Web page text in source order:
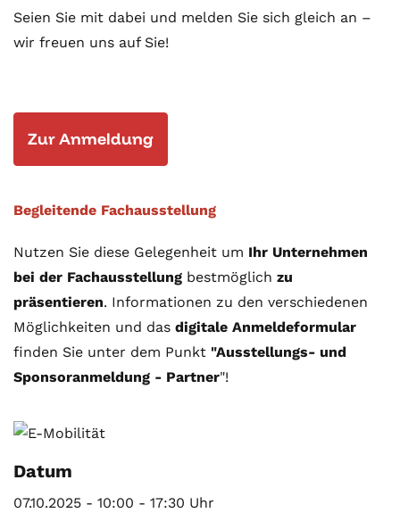
Seien Sie mit dabei und melden Sie sich gleich an –
wir freuen uns auf Sie!
Zur Anmeldung
Begleitende Fachausstellung
Nutzen Sie diese Gelegenheit um Ihr Unternehmen
bei der Fachausstellung bestmöglich zu
präsentieren. Informationen zu den verschiedenen
Möglichkeiten und das digitale Anmeldeformular
finden Sie unter dem Punkt "Ausstellungs- und
Sponsoranmeldung - Partner"!
Datum
07.10.2025 - 10:00 - 17:30 Uhr